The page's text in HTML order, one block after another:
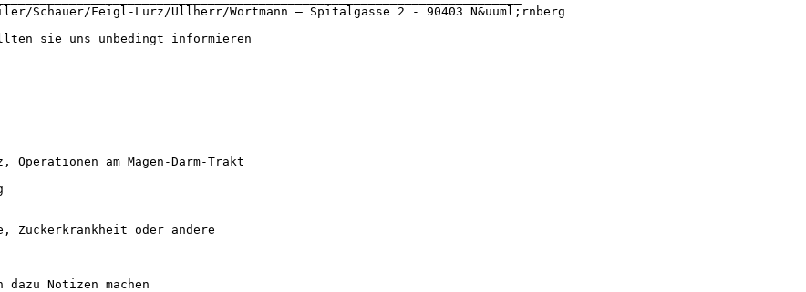
Schauer/Feigl-Lurz/Ullherr/Wortmann – Spitalgasse 2 - 90403 N&uuml;rnberg
sie uns unbedingt informieren
am Magen-Darm-Trakt
Zuckerkrankheit oder andere
Notizen machen